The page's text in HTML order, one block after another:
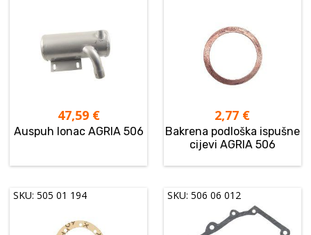
47,59 €
Auspuh lonac AGRIA 506
2,77 €
Bakrena podloška ispušne
cijevi AGRIA 506
SKU: 505 01 194 SKU: 506 06 012